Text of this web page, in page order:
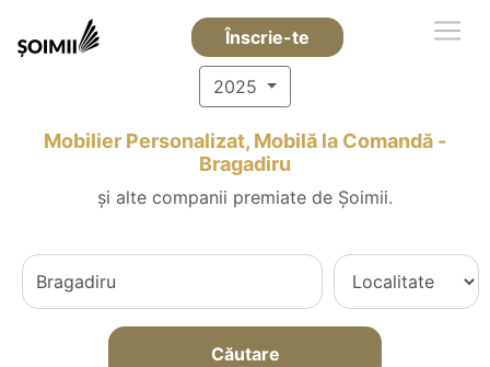
Înscrie-te
2025
Mobilier Personalizat, Mobilă la Comandă -
Bragadiru
și alte companii premiate de Șoimii.
Căutare